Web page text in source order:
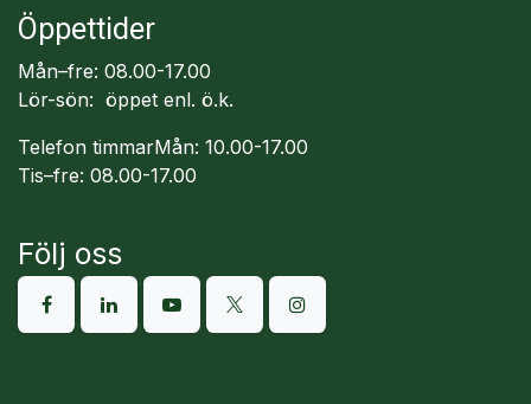
Öppettider
Mån–fre: 08.00-17.00
Lör-sön: öppet enl. ö.k.
Telefon timmarMån: 10.00-17.00
Tis–fre: 08.00-17.00
Följ oss